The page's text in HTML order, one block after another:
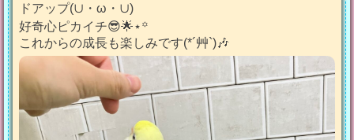
ドアップ(∪・ω・∪)
好奇心ピカイチ😎🌟⋆꙳
これからの成長も楽しみです(*´艸`)🎶